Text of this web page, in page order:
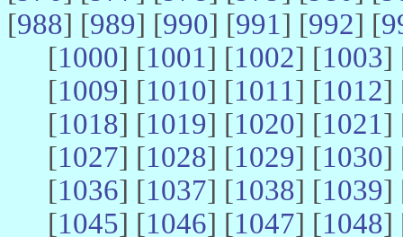
[988] [989] [990] [991] [992] [
[1000] [1001] [1002] [1003]
[1009] [1010] [1011] [1012]
[1018] [1019] [1020] [1021]
[1027] [1028] [1029] [1030]
[1036] [1037] [1038] [1039]
[1045] [1046] [1047] [1048]